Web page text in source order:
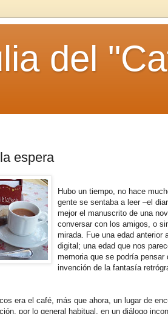
del
espera
Hubo un tiempo, no hace
gente se sentaba a leer –el
mejor el manuscrito de una
conversar con los amigos, o
mirada. Fue una edad anterior
digital; una edad que nos
memoria que se podría
invención de la fantasía
era el café, más que ahora, un lugar de
por lo general habitual, en un diálogo